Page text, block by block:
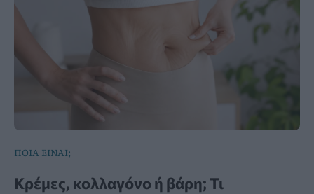
ΠΟΙΑ ΕΙΝΑΙ;
Κρέμες, κολλαγόνο ή βάρη; Τι